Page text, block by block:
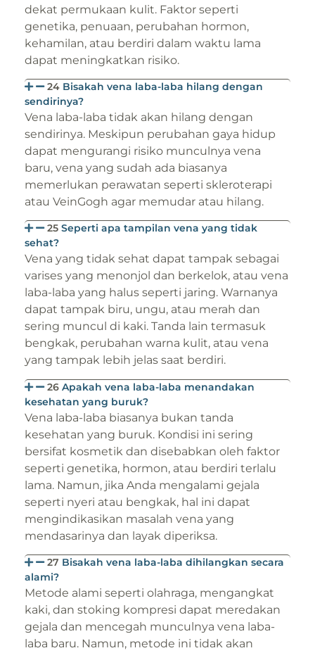
dekat permukaan kulit. Faktor seperti
genetika, penuaan, perubahan hormon,
kehamilan, atau berdiri dalam waktu lama
dapat meningkatkan risiko.
24 Bisakah vena laba-laba hilang dengan
sendirinya?
Vena laba-laba tidak akan hilang dengan
sendirinya. Meskipun perubahan gaya hidup
dapat mengurangi risiko munculnya vena
baru, vena yang sudah ada biasanya
memerlukan perawatan seperti skleroterapi
atau VeinGogh agar memudar atau hilang.
25 Seperti apa tampilan vena yang tidak
sehat?
Vena yang tidak sehat dapat tampak sebagai
varises yang menonjol dan berkelok, atau vena
laba-laba yang halus seperti jaring. Warnanya
dapat tampak biru, ungu, atau merah dan
sering muncul di kaki. Tanda lain termasuk
bengkak, perubahan warna kulit, atau vena
yang tampak lebih jelas saat berdiri.
26 Apakah vena laba-laba menandakan
kesehatan yang buruk?
Vena laba-laba biasanya bukan tanda
kesehatan yang buruk. Kondisi ini sering
bersifat kosmetik dan disebabkan oleh faktor
seperti genetika, hormon, atau berdiri terlalu
lama. Namun, jika Anda mengalami gejala
seperti nyeri atau bengkak, hal ini dapat
mengindikasikan masalah vena yang
mendasarinya dan layak diperiksa.
27 Bisakah vena laba-laba dihilangkan secara
alami?
Metode alami seperti olahraga, mengangkat
kaki, dan stoking kompresi dapat meredakan
gejala dan mencegah munculnya vena laba-
laba baru. Namun, metode ini tidak akan